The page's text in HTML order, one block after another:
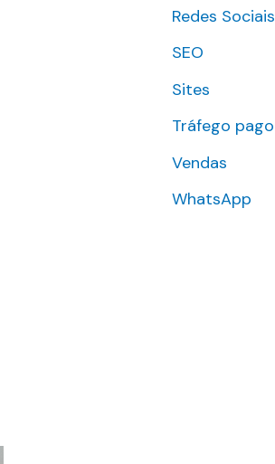
Redes Sociais
SEO
Sites
Tráfego pago
Vendas
WhatsApp